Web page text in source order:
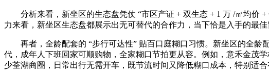
分析来看，新坐区的生态盘凭仗 “市区产证 + 双生态 + 1 万 /㎡均价 +
力来看，新坐区生态盘都展示出无可替代的合作力，当下恰是入手的最佳
再者，全龄配套的 “步行可达性” 贴百口庭糊口习惯。新坐区的全龄
代，成年人下班回家可顺购物，全家糊口节拍更从容。例如，意禾金茂
少荃湖商圈，日常出行无需开车，既节流时间又降低糊口成本，特别适合